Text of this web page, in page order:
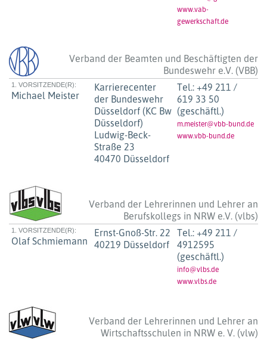
www.vab-
gewerkschaft.de
Verband der Beamten und Beschäftigten der
Bundeswehr e.V. (VBB)
1. VORSITZENDE(R):
Michael Meister
Karrierecenter
der Bundeswehr
Düsseldorf (KC Bw
Düsseldorf)
Ludwig-Beck-
Straße 23
40470 Düsseldorf
Tel.:+49 211 /
619 33 50
(geschäftl.)
m.meister@vbb-bund.de
www.vbb-bund.de
Verband der Lehrerinnen und Lehrer an
Berufskollegs in NRW e.V. (vlbs)
1. VORSITZENDE(R):
Olaf Schmiemann
Ernst-Gnoß-Str. 22
40219 Düsseldorf
Tel.:+49 211 /
4912595
(geschäftl.)
info@vlbs.de
www.vlbs.de
Verband der Lehrerinnen und Lehrer an
Wirtschaftsschulen in NRW e. V. (vlw)